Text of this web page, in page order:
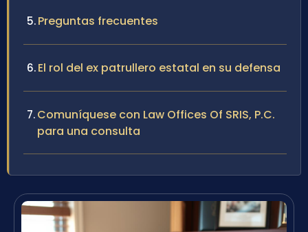
Preguntas frecuentes
El rol del ex patrullero estatal en su defensa
Comuníquese con Law Offices Of SRIS, P.C.
para una consulta